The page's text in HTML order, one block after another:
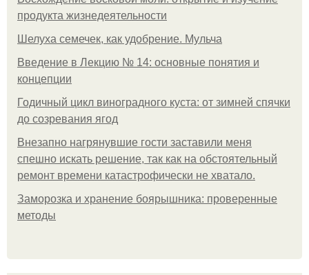
продукта жизнедеятельности
Шелуха семечек, как удобрение. Мульча
Введение в Лекцию № 14: основные понятия и
концепции
Годичный цикл виноградного куста: от зимней спячки
до созревания ягод
Внезапно нагрянувшие гости заставили меня
спешно искать решение, так как на обстоятельный
ремонт времени катастрофически не хватало.
Заморозка и хранение боярышника: проверенные
методы